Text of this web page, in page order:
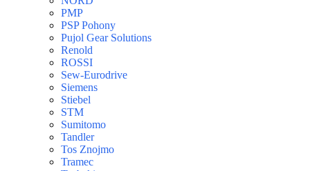
PMP
PSP Pohony
Pujol Gear Solutions
Renold
ROSSI
Sew-Eurodrive
Siemens
Stiebel
STM
Sumitomo
Tandler
Tos Znojmo
Tramec